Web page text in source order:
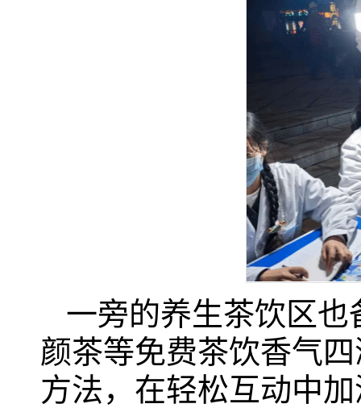
一旁的养生茶饮区
颜茶等免费茶饮香气
方法，在轻松互动中